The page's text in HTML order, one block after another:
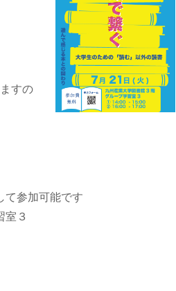
すの
て参加可能です
３